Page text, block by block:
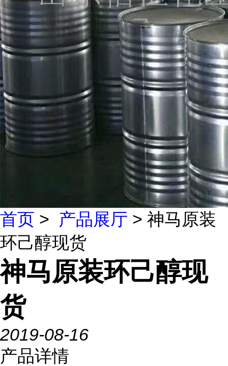
首页 > 产品展厅 > 神马原装
环己醇现货
神马原装环己醇现
货
2019-08-16
产品详情